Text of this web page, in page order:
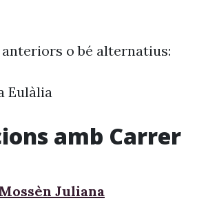
o bé alternatius:
Eulàlia
amb Carrer
Juliana